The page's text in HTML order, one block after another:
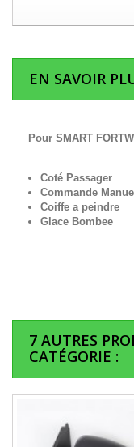
EN SAVOIR
Pour SMART
Coté Passager
Commande Manuel
Coiffe a peindre
Glace Bombee
7 AUTRES
CATÉGORIE :